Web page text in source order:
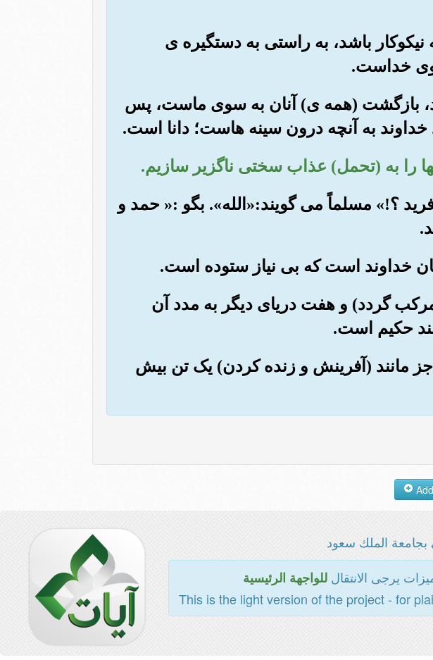
باشد، به راستی به دستگیره ی
خداست.
بازگشت (همه ی) آنان به سوی ماست، پس
خداوند به آنچه درون سینه هاست؛ دانا است.
؟!» مسلماً می گویند:«الله». بگو :« حمد و
گردد) و هفت دریای دیگر به مدد آن
حکیم است.
جز مانند (آفرینش و زنده کردن) یک تن بیش
الملك سعود
يرجى الانتقالللواجهة الرئيسية
This is the light version of the project - for